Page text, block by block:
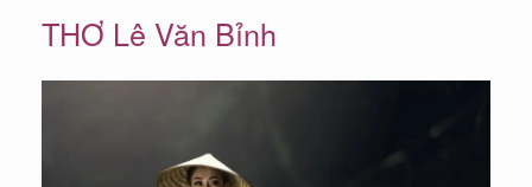
THƠ Lê Văn Bỉnh